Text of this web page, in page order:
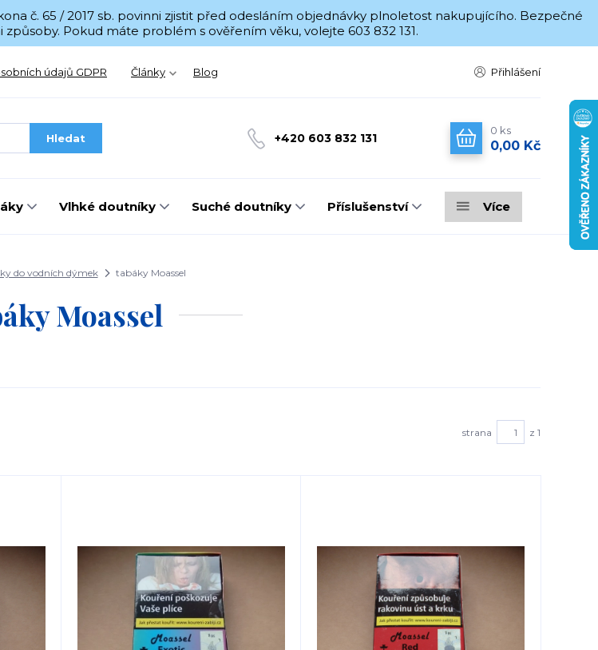
č. 65 / 2017 sb. povinni zjistit před odesláním objednávky plnoletost nakupujícího. Bezpečné
Pokud máte problém s ověřením věku, volejte 603 832 131.
údajů GDPR Články Blog Přihlášení
Hledat +420 603 832 131
0 ks
0,00 Kč
Vlhké doutníky Suché doutníky Příslušenství Více
do vodních dýmek tabáky Moassel
Moassel
strana z 1